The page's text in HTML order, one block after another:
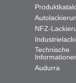
NFZ-
Technische
Audurra